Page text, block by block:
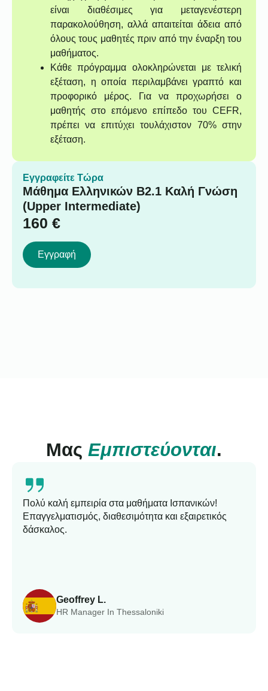
είναι διαθέσιμες για μεταγενέστερη
παρακολούθηση, αλλά απαιτείται άδεια από
όλους τους μαθητές πριν από την έναρξη του
μαθήματος.
Κάθε πρόγραμμα ολοκληρώνεται με τελική
εξέταση, η οποία περιλαμβάνει γραπτό και
προφορικό μέρος. Για να προχωρήσει ο
μαθητής στο επόμενο επίπεδο του CEFR,
πρέπει να επιτύχει τουλάχιστον 70% στην
εξέταση.
Εγγραφείτε Τώρα
Μάθημα Ελληνικών B2.1 Καλή Γνώση
(Upper Intermediate)
160 €
Εγγραφή
Μας Εμπιστεύονται.
Geoffrey L.
HR Manager In Thessaloniki
Πολύ καλή εμπειρία στα μαθήματα Ισπανικών!
Επαγγελματισμός, διαθεσιμότητα και εξαιρετικός
δάσκαλος.